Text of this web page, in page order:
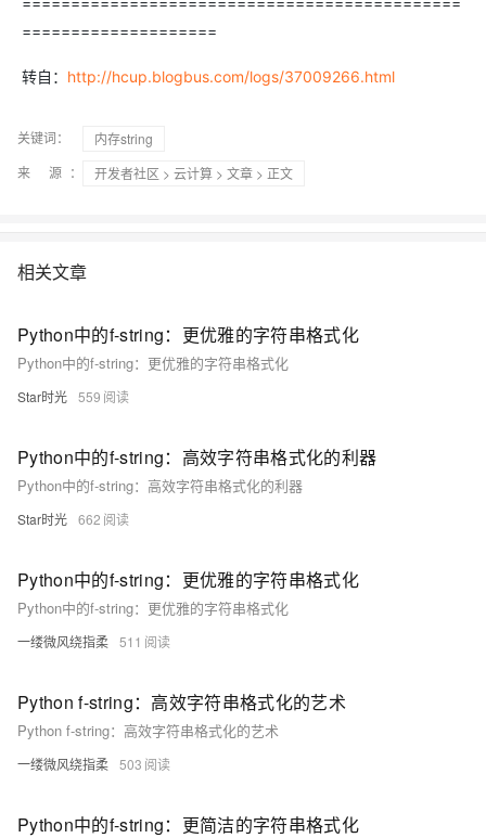
====================
转自： http://hcup.blogbus.com/logs/37009266.html
关键词：
内存string
来 源：
开发者社区 > 云计算 > 文章 > 正文
相关文章
Python中的f-string：更优雅的字符串格式化
Python中的f-string：更优雅的字符串格式化
Star时光 559
Python中的f-string：高效字符串格式化的利器
Python中的f-string：高效字符串格式化的利器
Star时光 662
Python中的f-string：更优雅的字符串格式化
Python中的f-string：更优雅的字符串格式化
一缕微风绕指柔 511
Python f-string：高效字符串格式化的艺术
Python f-string：高效字符串格式化的艺术
一缕微风绕指柔 503
Python中的f-string：更简洁的字符串格式化